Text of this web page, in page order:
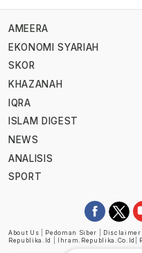
AMEERA
EKONOMI SYARIAH
SKOR
KHAZANAH
IQRA
ISLAM DIGEST
NEWS
ANALISIS
SPORT
About Us Pedoman Siber
Disclaimer
Republika.id
Ihram.republika.co.id